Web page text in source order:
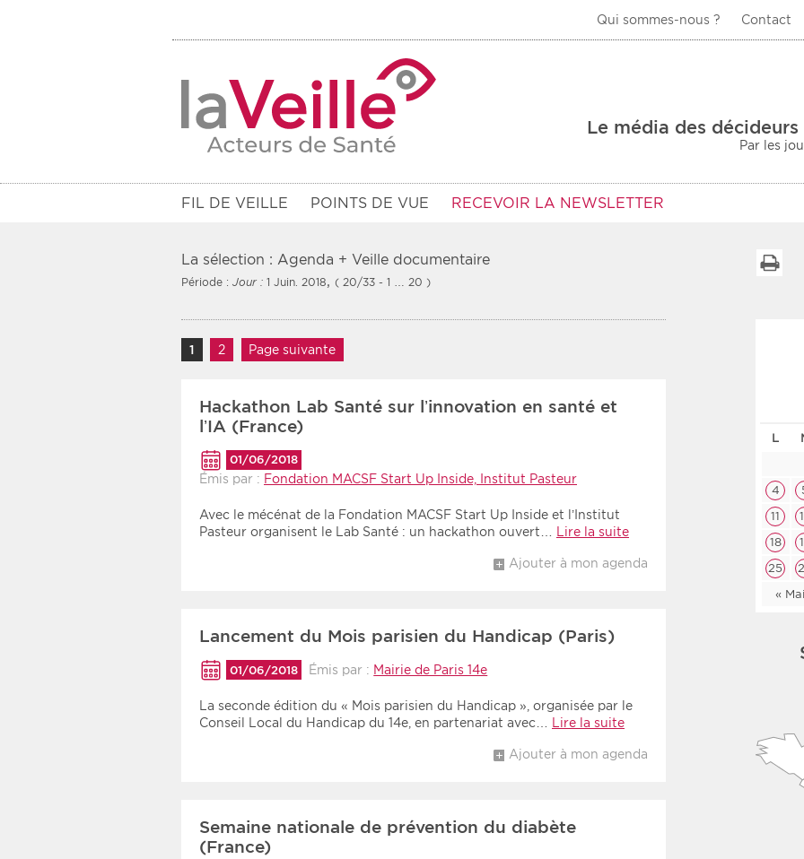
Qui sommes-nous ? Contact
Le média des
Par les
FIL DE VEILLE POINTS DE VUE RECEVOIR LA NEWSLETTER
Filtres
Rendez-vous des 7 prochains jours
Recherche par mots clés
Type d'information
Les deux
Zone géographique
Choisir une zone
Période
Choisir une date de débutChoisir une date de fin
Tri
La sélection : Agenda + Veille documentaire
Période : Jour : 1 Juin. 2018, ( 20/33 - 1 … 20 )
Navigation des articles
Page
1 Page
2 Page suivante
Hackathon Lab Santé sur l’innovation en santé et
l’IA (France)
01/06/2018
Émis par : Fondation MACSF Start Up Inside, Institut Pasteur
Avec le mécénat de la Fondation MACSF Start Up Inside et l’Institut
Pasteur organisent le Lab Santé : un hackathon ouvert…
Lire la suite
Ajouter à mon agenda
Lancement du Mois parisien du Handicap (Paris)
01/06/2018 Émis par : Mairie de Paris 14e
La seconde édition du « Mois parisien du Handicap », organisée par le
Conseil Local du Handicap du 14e, en partenariat avec… Lire la suite
Ajouter à mon agenda
Semaine nationale de prévention du diabète
(France)
L
« Mai
4
11
18
25